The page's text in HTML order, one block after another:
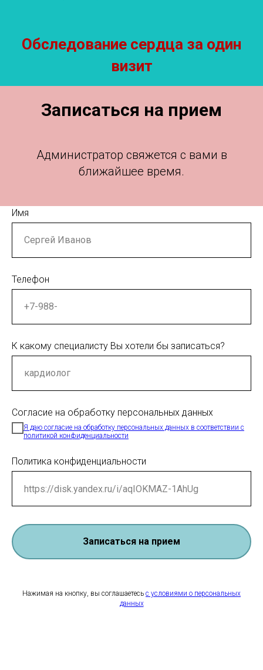
Обследование сердца за один
визит
Записаться на прием
Администратор свяжется с вами в
ближайшее время.
Имя
Телефон
К какому специалисту Вы хотели бы записаться?
Согласие на обработку персональных данных
Я даю согласие на обработку персональных данных в соответствии с
политикой конфиденциальности
Политика конфиденциальности
Записаться на прием
Нажимая на кнопку, вы соглашаетесь с условиями о персональных
данных